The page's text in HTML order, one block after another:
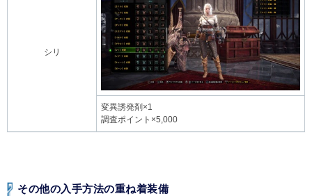
シリ
変異誘発剤×1
調査ポイント×5,000
その他の入手方法の重ね着装備